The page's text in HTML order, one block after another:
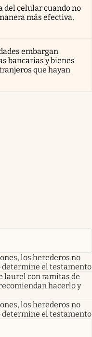
del celular cuando no
más efectiva,
embargan
bancarias y bienes
que hayan
los herederos no
determine el testamento
laurel con ramitas de
hacerlo y
los herederos no
determine el testamento